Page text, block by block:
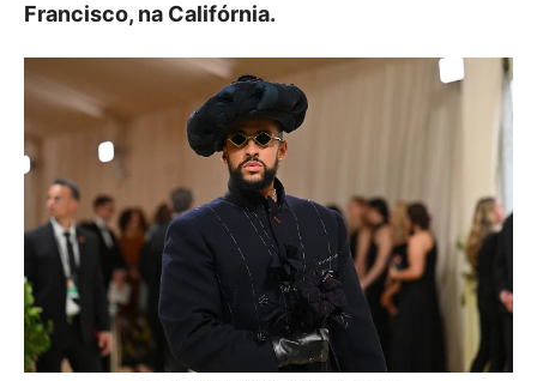
Francisco, na Califórnia.